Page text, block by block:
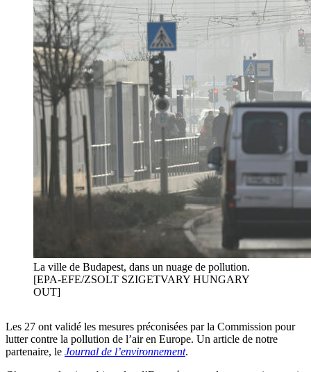
La ville de Budapest, dans un nuage de pollution.
[EPA-EFE/ZSOLT SZIGETVARY HUNGARY
OUT]
Les 27 ont validé les mesures préconisées par la Commission pour
lutter contre la pollution de l’air en Europe. Un article de notre
partenaire, le Journal de l’environnement.